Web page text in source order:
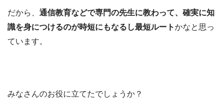
だから、 通信教育などで専門の先生に教わって、確実に知
識を身につけるのが時短にもなるし最短ルートかなと思っ
ています。
みなさんのお役に立てたでしょうか？